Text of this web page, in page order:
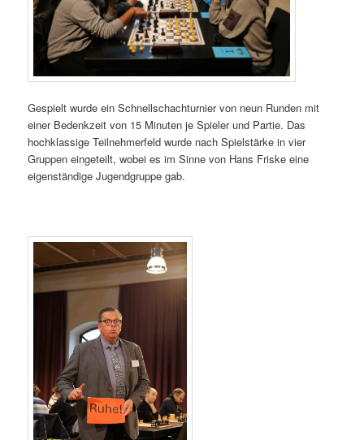
Gespielt wurde ein Schnellschachturnier von neun Runden mit
einer Bedenkzeit von 15 Minuten je Spieler und Partie. Das
hochklassige Teilnehmerfeld wurde nach Spielstärke in vier
Gruppen eingeteilt, wobei es im Sinne von Hans Friske eine
eigenständige Jugendgruppe gab.